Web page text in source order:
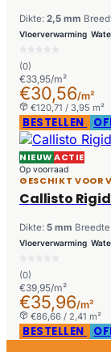
Dikte: 2,5 mm
Vloerverwarming
(0)
€33,95/m²
€30,56/m²
€120,71 / 3,95 m²
BESTELLEN
NIEUWACTIE
Op voorraad
GESCHIKT VOOR
Callisto
Dikte: 5 mm
Vloerverwarming
(0)
€39,95/m²
€35,96/m²
€86,66 / 2,41 m²
BESTELLEN